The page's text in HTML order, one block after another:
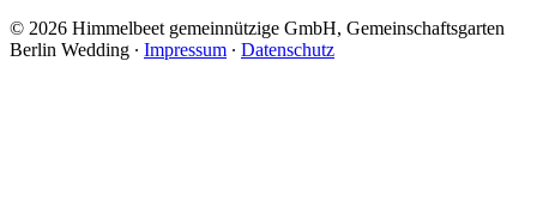
© 2026 Himmelbeet gemeinnützige GmbH, Gemeinschaftsgarten
Berlin Wedding ∙ Impressum ∙ Datenschutz